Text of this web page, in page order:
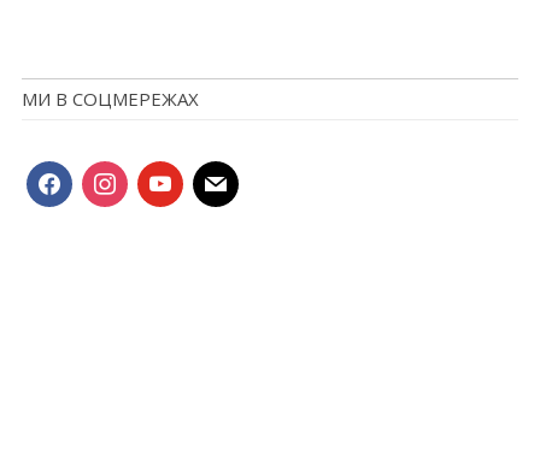
МИ В СОЦМЕРЕЖАХ
facebookinstagramyoutubemail